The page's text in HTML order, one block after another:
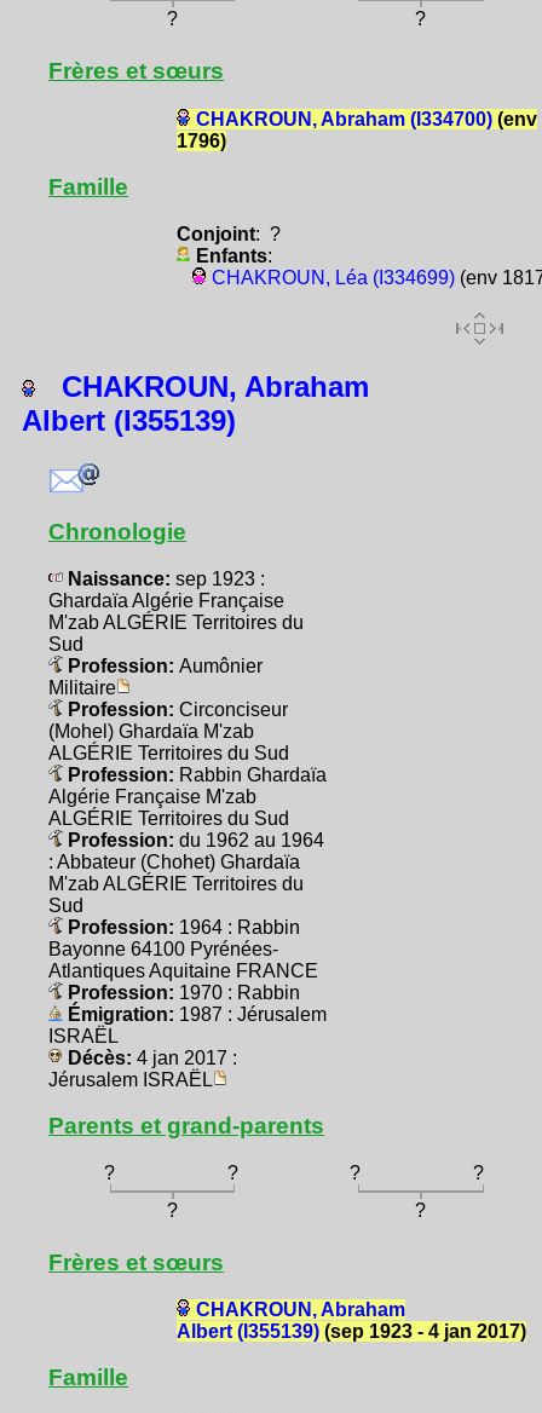
? ?
Frères et sœurs
CHAKROUN, Abraham (I334700)(env
1796)
Famille
Conjoint: ?
Enfants:
CHAKROUN, Léa (I334699)(env
CHAKROUN, Abraham
Albert (I355139)
Chronologie
Naissance: sep 1923 :
Ghardaïa Algérie Française
M'zab ALGÉRIE Territoires du
Sud
Profession: Aumônier
Militaire
Profession: Circonciseur
(Mohel) Ghardaïa M'zab
ALGÉRIE Territoires du Sud
Profession: Rabbin Ghardaïa
Algérie Française M'zab
ALGÉRIE Territoires du Sud
Profession: du 1962 au 1964
: Abbateur (Chohet) Ghardaïa
M'zab ALGÉRIE Territoires du
Sud
Profession: 1964 : Rabbin
Bayonne 64100 Pyrénées-
Atlantiques Aquitaine FRANCE
Profession: 1970 : Rabbin
Émigration: 1987 : Jérusalem
ISRAËL
Décès: 4 jan 2017 :
Jérusalem ISRAËL
Parents et grand-parents
? ? ?
?
?
?
Frères et sœurs
CHAKROUN, Abraham
Albert (I355139)(sep 1923 - 4 jan 2017)
Famille